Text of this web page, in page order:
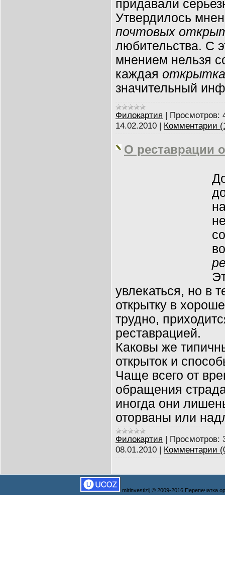
придавали
Утвердилось
почтовых
любительства. С
мнением нельзя
каждая открытка
значительный
Филокартия | Просмотров:
14.02.2010 | Комментарии
О реставрации
увлекаться, но в
открытку в
трудно,
реставрацией.
Каковы же
открыток и
Чаще всего от
обращения
иногда они
оторваны или
Филокартия | Просмотров:
08.01.2010 | Комментарии
mirinvestizij © 2009-2016 Перепечатка